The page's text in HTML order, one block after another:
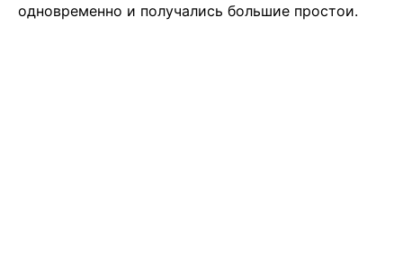
одновременно и получались большие простои.